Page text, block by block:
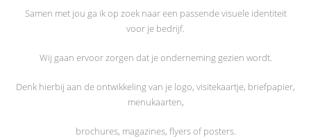
Samen met jou ga ik op zoek naar een passende visuele identiteit
voor je bedrijf.
Wij gaan ervoor zorgen dat je onderneming gezien wordt.
Denk hierbij aan de ontwikkeling van je logo, visitekaartje, briefpapier,
menukaarten,
brochures, magazines, flyers of posters.